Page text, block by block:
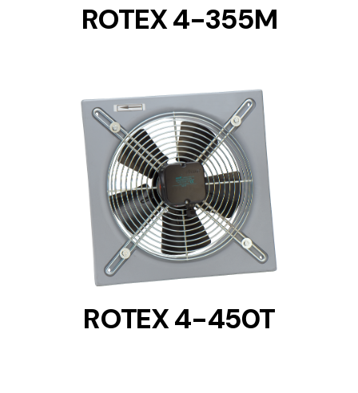
ROTEX 4-355M
DETAILS
ROTEX 4-450T